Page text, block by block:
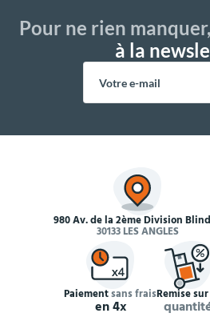
Pour ne rien manquer,
à la
980 Av. de la 2ème Division
30133 LES ANGLES
Paiementsans frais
en 4x
Remise